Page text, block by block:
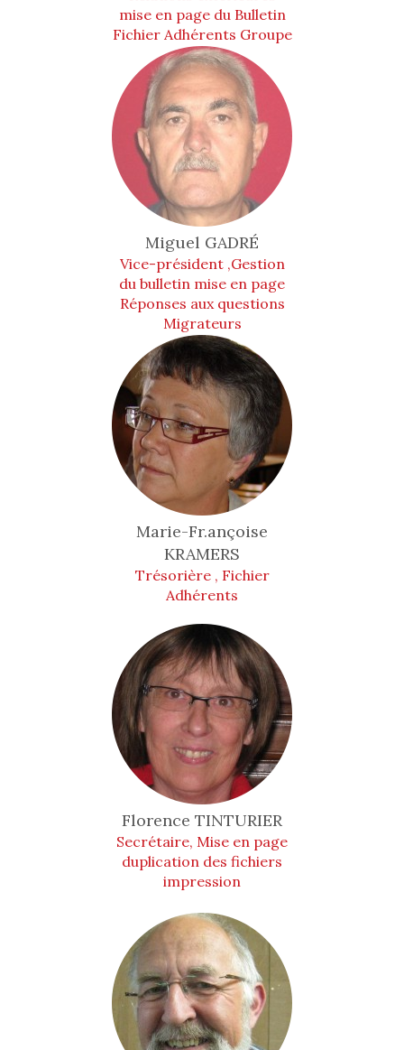
mise en page du Bulletin
Fichier Adhérents Groupe
Animation
Miguel GADRÉ
Vice-président ,Gestion
du bulletin mise en page
Réponses aux questions
Migrateurs
Marie-Fr.ançoise
KRAMERS
Trésorière , Fichier
Adhérents
Florence TINTURIER
Secrétaire, Mise en page
duplication des fichiers
impression